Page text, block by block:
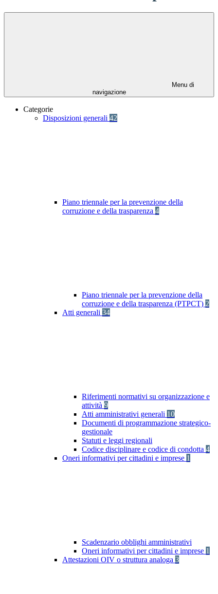
Menu di
navigazione
Categorie
Disposizioni generali 42
Piano triennale per la prevenzione della
corruzione e della trasparenza 4
Piano triennale per la prevenzione della
corruzione e della trasparenza (PTPCT) 2
Atti generali 34
Riferimenti normativi su organizzazione e
attività 9
Atti amministrativi generali 10
Documenti di programmazione strategico-
gestionale
Statuti e leggi regionali
Codice disciplinare e codice di condotta 4
Oneri informativi per cittadini e imprese 1
Scadenzario obblighi amministrativi
Oneri informativi per cittadini e imprese 1
Attestazioni OIV o struttura analoga 3